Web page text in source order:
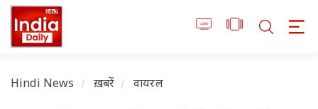
Hindi News ख़बरें वायरल